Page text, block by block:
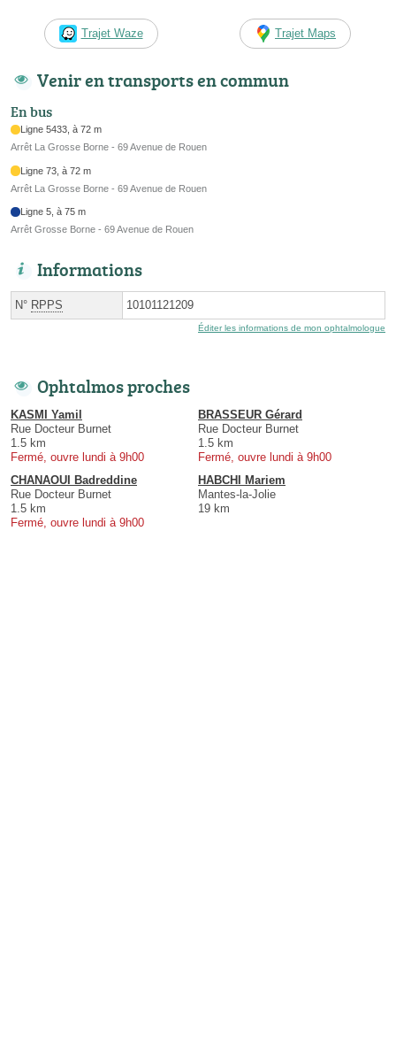
Trajet Waze Trajet Maps
Venir en transports en commun
En bus
Ligne 5433, à 72 m
Arrêt La Grosse Borne - 69 Avenue de Rouen
Ligne 73, à 72 m
Arrêt La Grosse Borne - 69 Avenue de Rouen
Ligne 5, à 75 m
Arrêt Grosse Borne - 69 Avenue de Rouen
Informations
N° RPPS 10101121209
Éditer les informations de mon ophtalmologue
Ophtalmos proches
KASMI Yamil
Rue Docteur Burnet
1.5 km
Fermé, ouvre lundi à 9h00
BRASSEUR Gérard
Rue Docteur Burnet
1.5 km
Fermé, ouvre lundi à 9h00
CHANAOUI Badreddine
Rue Docteur Burnet
1.5 km
Fermé, ouvre lundi à 9h00
HABCHI Mariem
Mantes-la-Jolie
19 km